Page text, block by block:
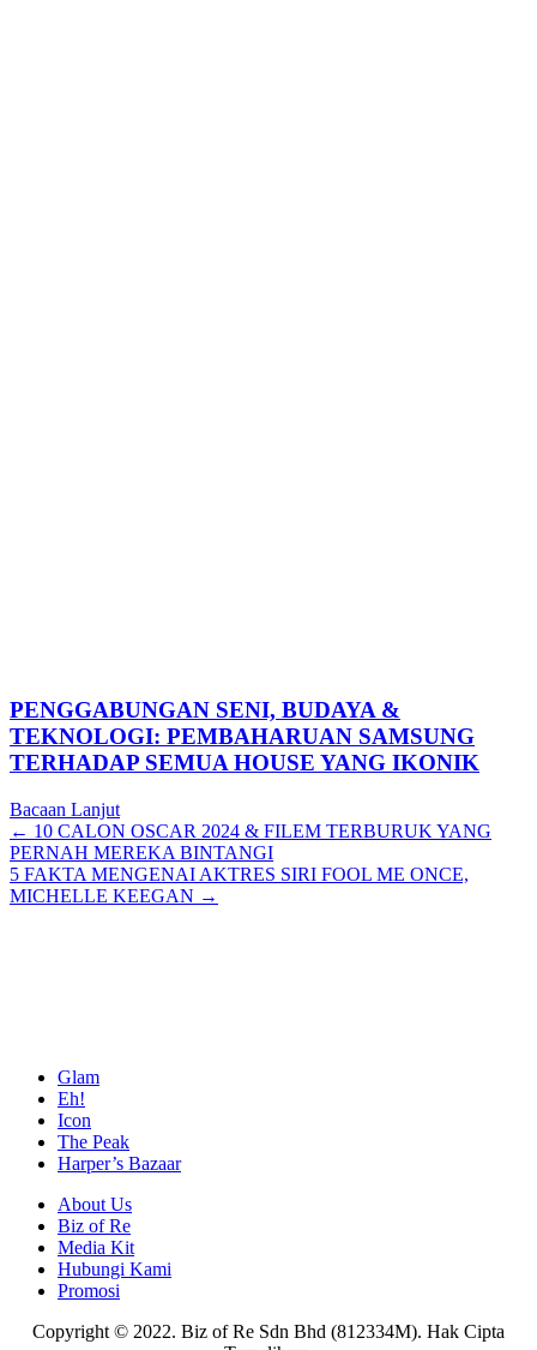
PENGGABUNGAN SENI, BUDAYA &
TEKNOLOGI: PEMBAHARUAN SAMSUNG
TERHADAP SEMUA HOUSE YANG IKONIK
Bacaan Lanjut
Posts
navigation
← 10 CALON OSCAR 2024 & FILEM TERBURUK YANG
PERNAH MEREKA BINTANGI
5 FAKTA MENGENAI AKTRES SIRI FOOL ME ONCE,
MICHELLE KEEGAN →
Glam
Eh!
Icon
The Peak
Harper’s Bazaar
About Us
Biz of Re
Media Kit
Hubungi Kami
Promosi
Copyright © 2022. Biz of Re Sdn Bhd (812334M). Hak Cipta